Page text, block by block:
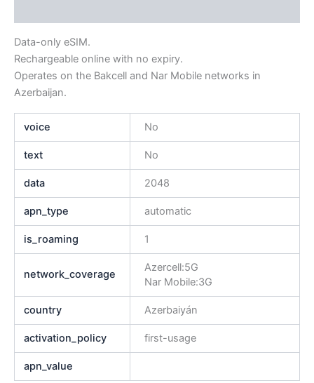
Data-only eSIM.
Rechargeable online with no expiry.
Operates on the Bakcell and Nar Mobile networks in
Azerbaijan.
voice No
text No
data 2048
apn_type automatic
is_roaming 1
network_coverage
Azercell:5G
Nar Mobile:3G
country Azerbaiyán
activation_policy first-usage
apn_value